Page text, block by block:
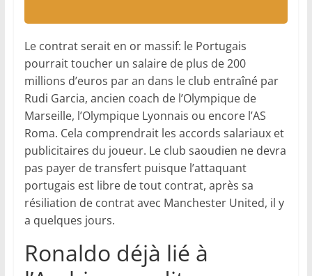
Le contrat serait en or massif: le Portugais
pourrait toucher un salaire de plus de 200
millions d’euros par an dans le club entraîné par
Rudi Garcia, ancien coach de l’Olympique de
Marseille, l’Olympique Lyonnais ou encore l’AS
Roma. Cela comprendrait les accords salariaux et
publicitaires du joueur. Le club saoudien ne devra
pas payer de transfert puisque l’attaquant
portugais est libre de tout contrat, après sa
résiliation de contrat avec Manchester United, il y
a quelques jours.
Ronaldo déjà lié à